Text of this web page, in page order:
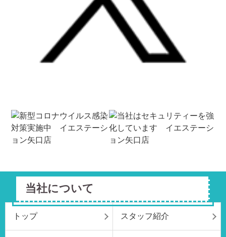
当社について
トップ スタッフ紹介